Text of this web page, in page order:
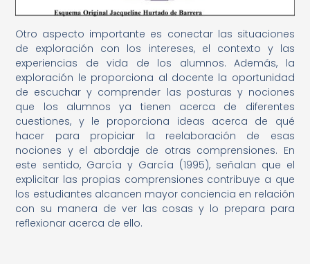
Otro aspecto importante es conectar las situaciones
de exploración con los intereses, el contexto y las
experiencias de vida de los alumnos. Además, la
exploración le proporciona al docente la oportunidad
de escuchar y comprender las posturas y nociones
que los alumnos ya tienen acerca de diferentes
cuestiones, y le proporciona ideas acerca de qué
hacer para propiciar la reelaboración de esas
nociones y el abordaje de otras comprensiones. En
este sentido, García y García (1995), señalan que el
explicitar las propias comprensiones contribuye a que
los estudiantes alcancen mayor conciencia en relación
con su manera de ver las cosas y lo prepara para
reflexionar acerca de ello.